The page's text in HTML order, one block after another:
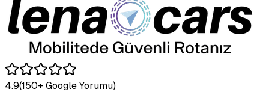
4.9(150+ Google Yorumu)